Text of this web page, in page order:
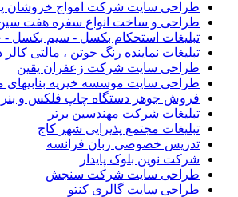
طراحی سایت شرکت امواج خروشان
طراحی و ساخت انواع سفره هفت
تبلیغات استحکام بکسل - سیم بکسل -
تبلیغات نماینده رنگ جوتن ، مالتی کالر
طراحی سایت شرکت زعفران یقین
طراحی سایت موسسه خیریه بنابیهای
فروش جوهر دستگاه چاپ فلکس و بنر
تبلیغات شرکت مهندسین برتر
تبلیغات مجتمع پذیرایی شهر کاج
تدریس خصوصی زبان فرانسه
شرکت نوین بلوک پایدار
طراحی سایت شرکت سنجش
طراحی سایت گالری کنتو